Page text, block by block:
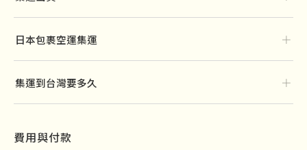
日本包裹空運集運 ＋
集運到台灣要多久 ＋
費用與付款